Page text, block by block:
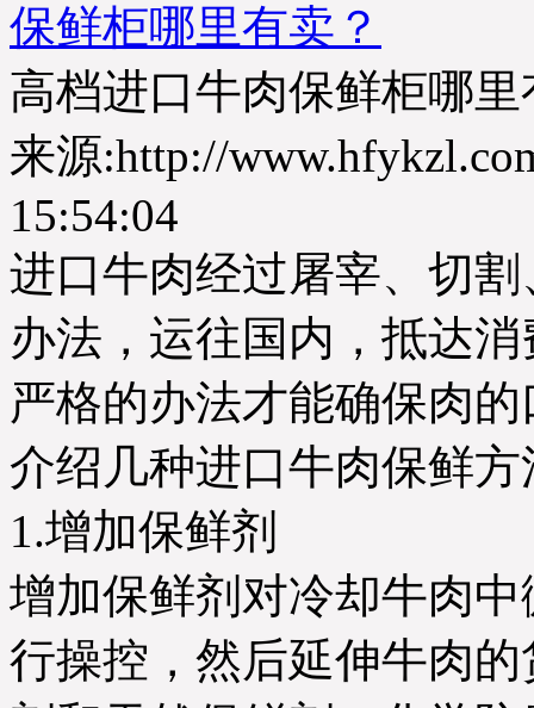
保鲜柜哪里有卖？
高档进口牛肉保鲜柜哪里
来源:http://
15:54:04
进口牛肉经过屠宰、切
办法，运往国内，抵达
严格的办法才能确保肉
介绍几种进口牛肉保鲜方
1.增加保鲜剂
增加保鲜剂对冷却牛肉
行操控，然后延伸牛肉